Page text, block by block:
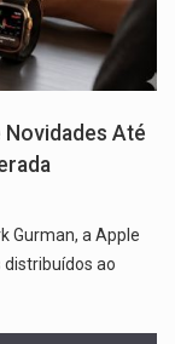
Novidades Até
Gurman, a Apple
ao